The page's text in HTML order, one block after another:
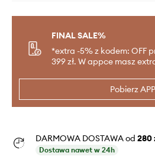
FINAL SALE%
*extra -5% z kodem: OFF
399 zł. W appce masz
Pobierz APP
DARMOWA DOSTAWA od 280
Dostawa nawet w 24h